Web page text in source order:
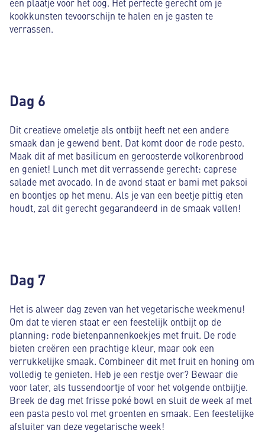
kookkunsten tevoorschijn te halen en je gasten te
verrassen.
Dag 6
Dit creatieve omeletje als ontbijt heeft net een andere
smaak dan je gewend bent. Dat komt door de rode pesto.
Maak dit af met basilicum en geroosterde volkorenbrood
en geniet! Lunch met dit verrassende gerecht: caprese
salade met avocado. In de avond staat er bami met paksoi
en boontjes op het menu. Als je van een beetje pittig eten
houdt, zal dit gerecht gegarandeerd in de smaak vallen!
Dag 7
Het is alweer dag zeven van het vegetarische weekmenu!
Om dat te vieren staat er een feestelijk ontbijt op de
planning: rode bietenpannenkoekjes met fruit. De rode
bieten creëren een prachtige kleur, maar ook een
verrukkelijke smaak. Combineer dit met fruit en honing om
volledig te genieten. Heb je een restje over? Bewaar die
voor later, als tussendoortje of voor het volgende ontbijtje.
Breek de dag met frisse poké bowl en sluit de week af met
een pasta pesto vol met groenten en smaak. Een feestelijke
afsluiter van deze vegetarische week!